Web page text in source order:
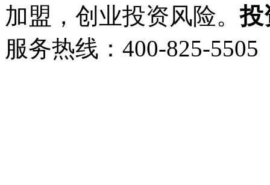
加盟，创业投资风险。投
服务热线：400-825-